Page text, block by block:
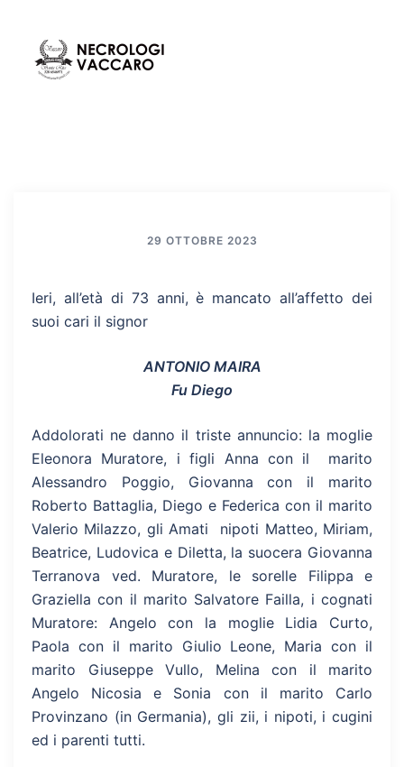
contenuto
29 OTTOBRE 2023
Ieri, all’età di 73 anni, è mancato all’affetto dei
suoi cari il signor
ANTONIO MAIRA
Fu Diego
Addolorati ne danno il triste annuncio: la moglie
Eleonora Muratore, i figli Anna con il marito
Alessandro Poggio, Giovanna con il marito
Roberto Battaglia, Diego e Federica con il marito
Valerio Milazzo, gli Amati nipoti Matteo, Miriam,
Beatrice, Ludovica e Diletta, la suocera Giovanna
Terranova ved. Muratore, le sorelle Filippa e
Graziella con il marito Salvatore Failla, i cognati
Muratore: Angelo con la moglie Lidia Curto,
Paola con il marito Giulio Leone, Maria con il
marito Giuseppe Vullo, Melina con il marito
Angelo Nicosia e Sonia con il marito Carlo
Provinzano (in Germania), gli zii, i nipoti, i cugini
ed i parenti tutti.